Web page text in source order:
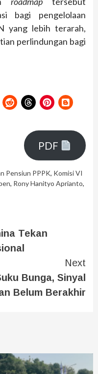
bagi pengelolaan
yang lebih terarah,
perlindungan bagi
PDF
Pensiun PPPK, Komisi VI
, Rony Hanityo Aprianto,
Tekan
Next
Bunga, Sinyal
Belum Berakhir